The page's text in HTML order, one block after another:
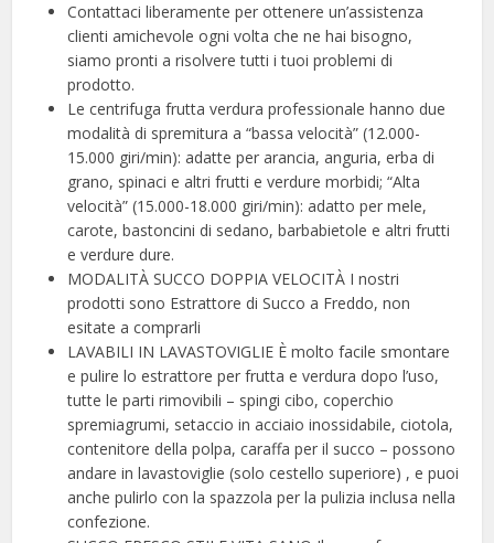
Contattaci liberamente per ottenere un’assistenza
clienti amichevole ogni volta che ne hai bisogno,
siamo pronti a risolvere tutti i tuoi problemi di
prodotto.
Le centrifuga frutta verdura professionale hanno due
modalità di spremitura a “bassa velocità” (12.000-
15.000 giri/min): adatte per arancia, anguria, erba di
grano, spinaci e altri frutti e verdure morbidi; “Alta
velocità” (15.000-18.000 giri/min): adatto per mele,
carote, bastoncini di sedano, barbabietole e altri frutti
e verdure dure.
MODALITÀ SUCCO DOPPIA VELOCITÀ I nostri
prodotti sono Estrattore di Succo a Freddo, non
esitate a comprarli
LAVABILI IN LAVASTOVIGLIE È molto facile smontare
e pulire lo estrattore per frutta e verdura dopo l’uso,
tutte le parti rimovibili – spingi cibo, coperchio
spremiagrumi, setaccio in acciaio inossidabile, ciotola,
contenitore della polpa, caraffa per il succo – possono
andare in lavastoviglie (solo cestello superiore) , e puoi
anche pulirlo con la spazzola per la pulizia inclusa nella
confezione.